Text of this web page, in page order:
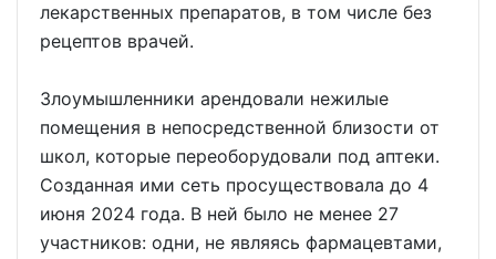
лекарственных препаратов, в том числе без
рецептов врачей.
Злоумышленники арендовали нежилые
помещения в непосредственной близости от
школ, которые переоборудовали под аптеки.
Созданная ими сеть просуществовала до 4
июня 2024 года. В ней было не менее 27
участников: одни, не являясь фармацевтами,